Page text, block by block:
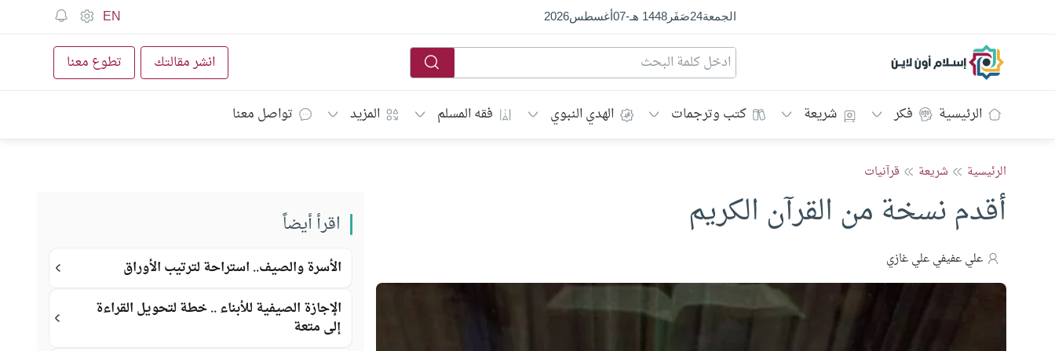
الجمعة24صَفَر1448 هـ -
07أغسطس2026
EN
إسلام أون لاين انشر مقالتك تطوع معنا
الرئيسية فكر شريعة كتب وترجمات الهدي النبوي فقه المسلم المزيد تواصل معنا
الرئيسية شريعة قرآنيات
أقدم نسخة من القرآن الكريم
علي عفيفي علي غازي
اقرأ أيضاً
الأسرة والصيف.. استراحة لترتيب الأوراق
الإجازة الصيفية للأبناء .. خطة لتحويل القراءة
إلى متعة